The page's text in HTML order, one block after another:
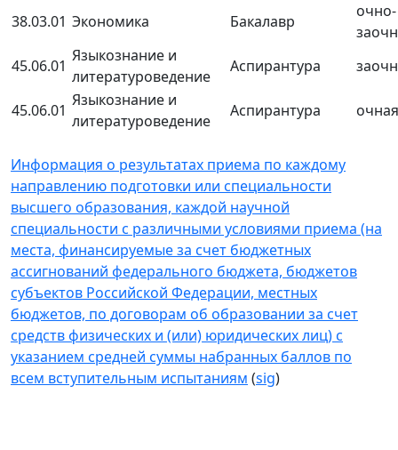
38.03.01 Экономика Бакалавр
очно-
45.06.01
Языкознание и
литературоведение
Аспирантура
45.06.01
Языкознание и
литературоведение
Аспирантура очная
Информация о результатах приема по каждому
направлению подготовки или специальности
высшего образования, каждой научной
специальности с различными условиями приема (на
места, финансируемые за счет бюджетных
ассигнований федерального бюджета, бюджетов
субъектов Российской Федерации, местных
бюджетов, по договорам об образовании за счет
средств физических и (или) юридических лиц) с
указанием средней суммы набранных баллов по
всем вступительным испытаниям (sig)